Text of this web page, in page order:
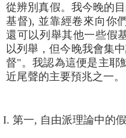
從辨別真假。我今晚的
基督), 並靠經卷來向你
還可以列舉其他一些假
以列舉，但今晚我會集
督"。我認為這便是主耶
近尾聲的主要預兆之一。
I. 第一, 自由派理論中的假